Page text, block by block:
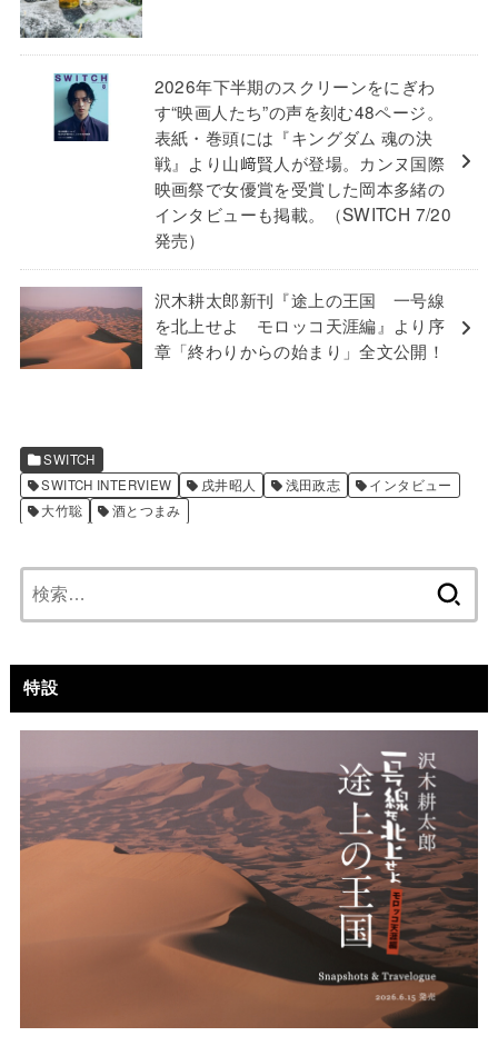
2026年下半期のスクリーンをにぎわ
す“映画人たち”の声を刻む48ページ。
表紙・巻頭には『キングダム 魂の決
戦』より山﨑賢人が登場。カンヌ国際
映画祭で女優賞を受賞した岡本多緒の
インタビューも掲載。（SWITCH 7/20
発売）
沢木耕太郎新刊『途上の王国 一号線
を北上せよ モロッコ天涯編』より序
章「終わりからの始まり」全文公開！
SWITCH
SWITCH INTERVIEW
戌井昭人 浅田政志
インタビュー
大竹聡
酒とつまみ
特設